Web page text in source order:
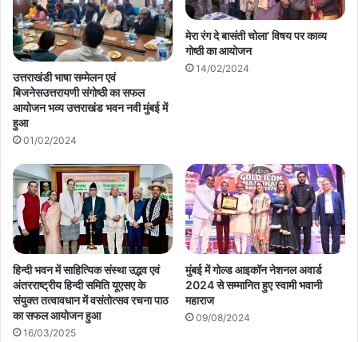
उत्तराखंडी भाषा सम्मेलन एवं
बिजनेसउत्तरायणी संगोष्ठी का सफल
आयोजन भव्य उत्तराखंड भवन नवी मुंबई में
हुआ
01/02/2024
मेरा रंग दे बासंती चोला’ विषय पर काव्य
गोष्ठी का आयोजन
14/02/2024
हिन्दी भवन में साहित्यिक संस्था उद्भव एवं
अंतरराष्ट्रीय हिन्दी समिति यूएसए के
संयुक्त तत्वावधान में वसंतोत्सव रचना पाठ
का सफल आयोजन हुआ
16/03/2025
मुंबई में गोल्ड आइकॉन नेशनल अवार्ड
2024 से सम्मानित हुए स्वामी भवानी
महाराज
09/08/2024